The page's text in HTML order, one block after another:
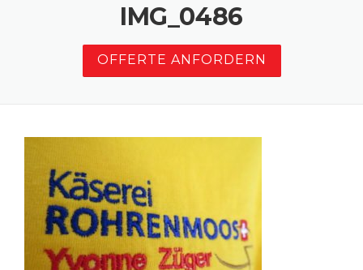
IMG_0486
OFFERTE ANFORDERN